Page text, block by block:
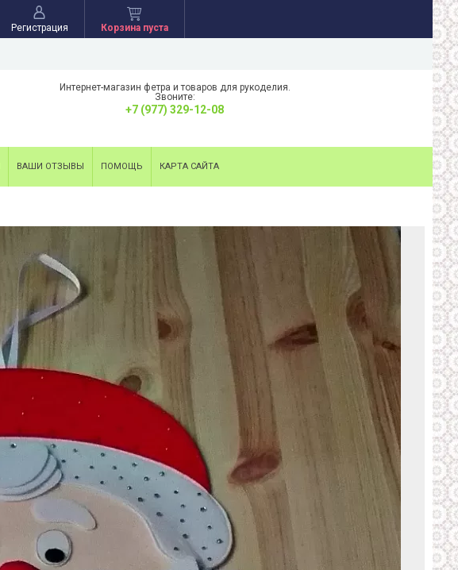
Регистрация Корзина пуста
Интернет-магазин фетра и товаров для рукоделия.
Звоните:
+7 (977) 329-12-08
ВАШИ ОТЗЫВЫ ПОМОЩЬ КАРТА САЙТА